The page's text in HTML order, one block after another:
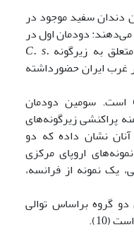
حشره‌خواران دندان سفید موجود در
دودمان اول در
به زیرگونهC. s.
ایران حضورداشته
(Pallas, 1811) است. سومین دودمان
پراکنشی زیرگونه‌های
نشان داده که دو
اروپای مرکزی
یک نمونه از فرانسه،
گروه براساس توالی